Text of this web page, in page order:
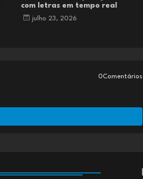
com letras em tempo real
julho 23, 2026
0Comentários